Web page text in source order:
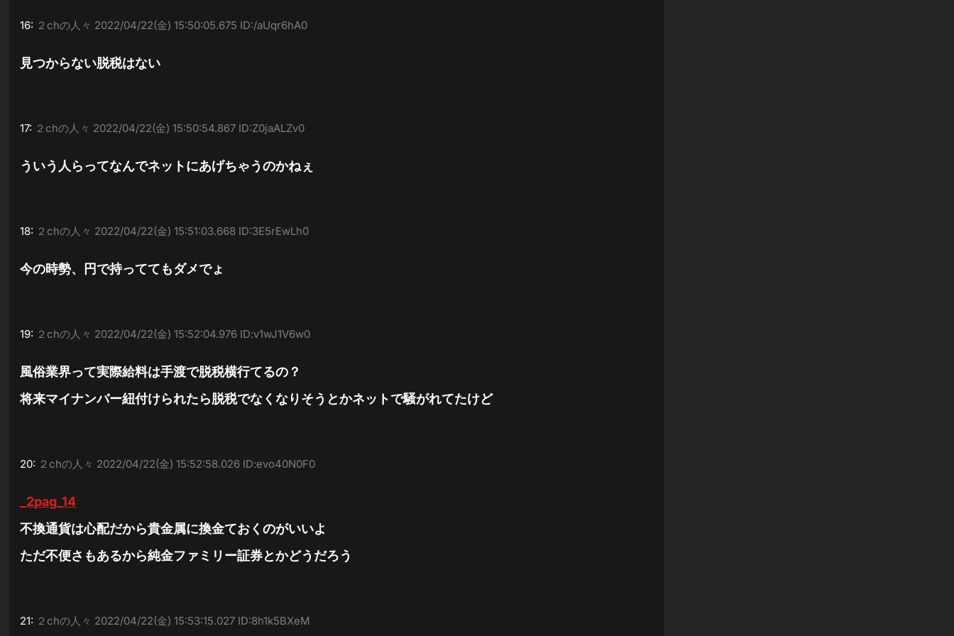
16: ２chの人々 2022/04/22(金) 15:50:05.675 ID:/aUqr6hA0
見つからない脱税はない
17: ２chの人々 2022/04/22(金) 15:50:54.867 ID:Z0jaALZv0
ういう人らってなんでネットにあげちゃうのかねぇ
18: ２chの人々 2022/04/22(金) 15:51:03.668 ID:3E5rEwLh0
今の時勢、円で持っててもダメでょ
19: ２chの人々 2022/04/22(金) 15:52:04.976 ID:v1wJ1V6w0
風俗業界って実際給料は手渡で脱税横行てるの？
将来マイナンバー紐付けられたら脱税でなくなりそうとかネットで騒がれてたけど
20: ２chの人々 2022/04/22(金) 15:52:58.026 ID:evo40N0F0
_2pag_14
不換通貨は心配だから貴金属に換金ておくのがいいよ
ただ不便さもあるから純金ファミリー証券とかどうだろう
21: ２chの人々 2022/04/22(金) 15:53:15.027 ID:8h1k5BXeM